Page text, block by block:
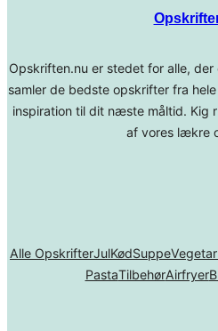
Opskriften.nu er stedet for alle,
samler de bedste opskrifter fra
inspiration til dit næste måltid. Kig
af vores lækre
Alle OpskrifterJulKødSuppe
PastaTilbehørAirfryer